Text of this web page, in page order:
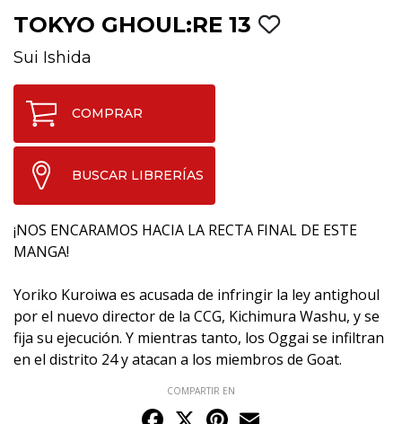
TOKYO GHOUL:RE 13
Sui Ishida
COMPRAR
BUSCAR LIBRERÍAS
¡NOS ENCARAMOS HACIA LA RECTA FINAL DE ESTE
MANGA!
Yoriko Kuroiwa es acusada de infringir la ley antighoul
por el nuevo director de la CCG, Kichimura Washu, y se
fija su ejecución. Y mientras tanto, los Oggai se infiltran
en el distrito 24 y atacan a los miembros de Goat.
COMPARTIR EN
Facebook
X Pinterest